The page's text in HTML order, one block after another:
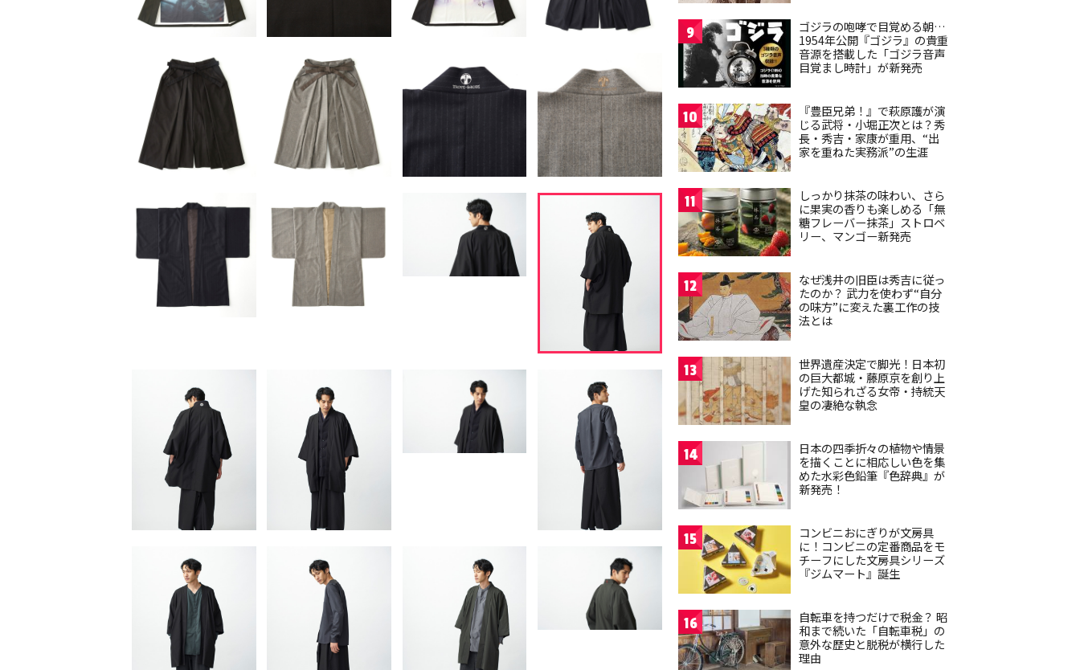
9
ゴジラの咆哮で目覚める朝…
1954年公開『ゴジラ』の貴重
音源を搭載した「ゴジラ音声
目覚まし時計」が新発売
10
『豊臣兄弟！』で萩原護が演
じる武将・小堀正次とは？秀
長・秀吉・家康が重用、“出
家を重ねた実務派”の生涯
11
しっかり抹茶の味わい、さら
に果実の香りも楽しめる「無
糖フレーバー抹茶」ストロベ
リー、マンゴー新発売
12
なぜ浅井の旧臣は秀吉に従っ
たのか？ 武力を使わず“自分
の味方”に変えた裏工作の技
法とは
13
世界遺産決定で脚光！日本初
の巨大都城・藤原京を創り上
げた知られざる女帝・持統天
皇の凄絶な執念
14
日本の四季折々の植物や情景
を描くことに相応しい色を集
めた水彩色鉛筆『色辞典』が
新発売！
15
コンビニおにぎりが文房具
に！コンビニの定番商品をモ
チーフにした文房具シリーズ
『ジムマート』誕生
16
自転車を持つだけで税金？ 昭
和まで続いた「自転車税」の
意外な歴史と脱税が横行した
理由